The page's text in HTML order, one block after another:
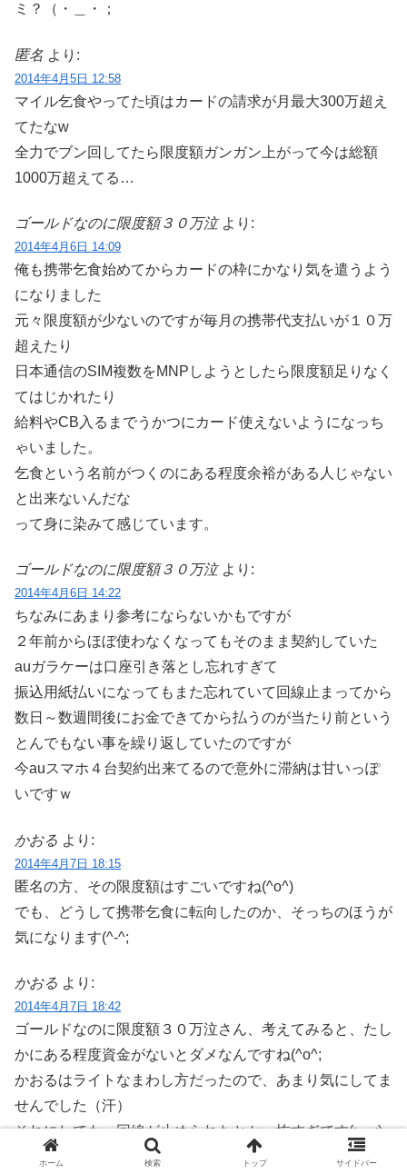
ミ？（・＿・；
匿名 より:
2014年4月5日 12:58
マイル乞食やってた頃はカードの請求が月最大300万超え
てたなw
全力でブン回してたら限度額ガンガン上がって今は総額
1000万超えてる…
ゴールドなのに限度額３０万泣 より:
2014年4月6日 14:09
俺も携帯乞食始めてからカードの枠にかなり気を遣うよう
になりました
元々限度額が少ないのですが毎月の携帯代支払いが１０万
超えたり
日本通信のSIM複数をMNPしようとしたら限度額足りなく
てはじかれたり
給料やCB入るまでうかつにカード使えないようになっち
ゃいました。
乞食という名前がつくのにある程度余裕がある人じゃない
と出来ないんだな
って身に染みて感じています。
ゴールドなのに限度額３０万泣 より:
2014年4月6日 14:22
ちなみにあまり参考にならないかもですが
２年前からほぼ使わなくなってもそのまま契約していた
auガラケーは口座引き落とし忘れすぎて
振込用紙払いになってもまた忘れていて回線止まってから
数日～数週間後にお金できてから払うのが当たり前という
とんでもない事を繰り返していたのですが
今auスマホ４台契約出来てるので意外に滞納は甘いっぽ
いですｗ
かおる より:
2014年4月7日 18:15
匿名の方、その限度額はすごいですね(^o^)
でも、どうして携帯乞食に転向したのか、そっちのほうが
気になります(^-^;
かおる より:
2014年4月7日 18:42
ゴールドなのに限度額３０万泣さん、考えてみると、たし
かにある程度資金がないとダメなんですね(^o^;
かおるはライトなまわし方だったので、あまり気にしてま
せんでした（汗）
それにしても、回線が止められたとか、怖すぎです(>_<)
続けられているのがすごいです(^-^;
ホーム 検索 トップ サイドバー